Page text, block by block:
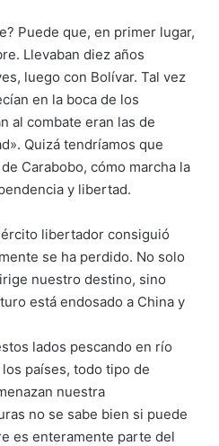
Puede que, en primer lugar,
Llevaban diez años
luego con Bolívar. Tal vez
en la boca de los
al combate eran las de
Quizá tendríamos que
Carabobo, cómo marcha la
y libertad.
libertador consiguió
se ha perdido. No solo
nuestro destino, sino
está endosado a China y
lados pescando en río
países, todo tipo de
nuestra
no se sabe bien si puede
es enteramente parte del